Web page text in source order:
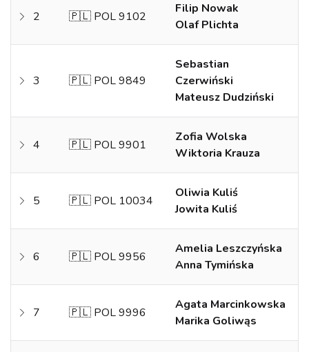
2 🇵🇱 POL 9102
Filip Nowak
Olaf Plichta
3 🇵🇱 POL 9849
Sebastian
Czerwiński
Mateusz Dudziński
4 🇵🇱 POL 9901
Zofia Wolska
Wiktoria Krauza
5 🇵🇱 POL 10034
Oliwia Kuliś
Jowita Kuliś
6 🇵🇱 POL 9956
Amelia Leszczyńska
Anna Tymińska
7 🇵🇱 POL 9996
Agata Marcinkowska
Marika Goliwąs